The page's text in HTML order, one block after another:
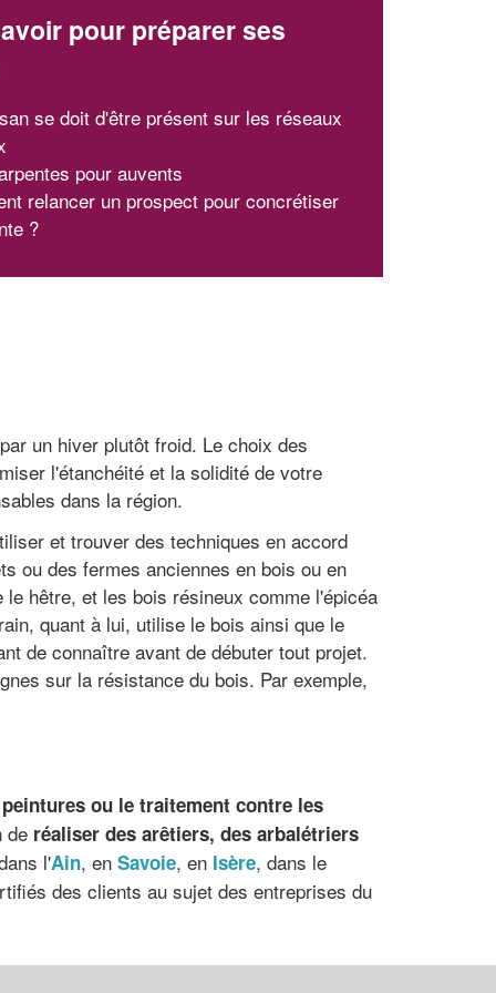
pour préparer ses
se doit d'être présent sur les réseaux
pour auvents
relancer un prospect pour concrétiser
?
un hiver plutôt froid. Le choix des
l'étanchéité et la solidité de votre
dans la région.
et trouver des techniques en accord
ou des fermes anciennes en bois ou en
hêtre, et les bois résineux comme l'épicéa
quant à lui, utilise le bois ainsi que le
de connaître avant de débuter tout projet.
sur la résistance du bois. Par exemple,
ou le traitement contre les
de réaliser des arêtiers, des arbalétriers
l'Ain, en Savoie, en Isère, dans le
des clients au sujet des entreprises du